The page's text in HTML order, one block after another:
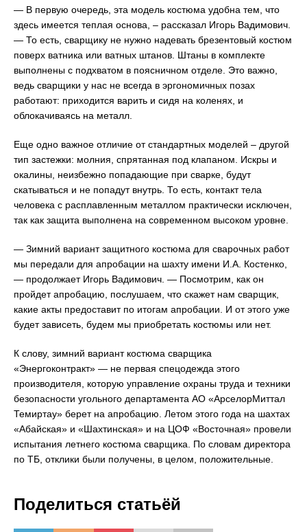
— В первую очередь, эта модель костюма удобна тем, что
здесь имеется теплая основа, – рассказал Игорь Вадимович.
— То есть, сварщику не нужно надевать брезентовый костюм
поверх ватника или ватных штанов. Штаны в комплекте
выполнены с подхватом в поясничном отделе. Это важно,
ведь сварщики у нас не всегда в эргономичных позах
работают: приходится варить и сидя на коленях, и
облокачиваясь на металл.
Еще одно важное отличие от стандартных моделей – другой
тип застежки: молния, спрятанная под клапаном. Искры и
окалины, неизбежно попадающие при сварке, будут
скатываться и не попадут внутрь. То есть, контакт тела
человека с расплавленным металлом практически исключен,
так как защита выполнена на современном высоком уровне.
— Зимний вариант защитного костюма для сварочных работ
мы передали для апробации на шахту имени И.А. Костенко,
— продолжает Игорь Вадимович. — Посмотрим, как он
пройдет апробацию, послушаем, что скажет нам сварщик,
какие акты предоставит по итогам апробации. И от этого уже
будет зависеть, будем мы приобретать костюмы или нет.
К слову, зимний вариант костюма сварщика
«Энергоконтракт» — не первая спецодежда этого
производителя, которую управление охраны труда и техники
безопасности угольного департамента АО «АрселорМиттал
Темиртау» берет на апробацию. Летом этого года на шахтах
«Абайская» и «Шахтинская» и на ЦОФ «Восточная» провели
испытания летнего костюма сварщика. По словам директора
по ТБ, отклики были получены, в целом, положительные.
Поделиться статьёй